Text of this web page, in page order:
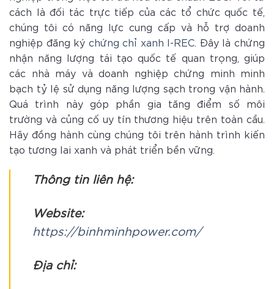
cách là đối tác trực tiếp của các tổ chức quốc tế,
chúng tôi có năng lực cung cấp và hỗ trợ doanh
nghiệp đăng ký chứng chỉ xanh I-REC . Đây là chứng
nhận năng lượng tái tạo quốc tế quan trọng, giúp
các nhà máy và doanh nghiệp chứng minh minh
bạch tỷ lệ sử dụng năng lượng sạch trong vận hành.
Quá trình này góp phần gia tăng điểm số môi
trường và củng cố uy tín thương hiệu trên toàn cầu.
Hãy đồng hành cùng chúng tôi trên hành trình kiến
tạo tương lai xanh và phát triển bền vững.
Thông tin liên hệ:
Website:
https://binhminhpower.com/
Địa chỉ: